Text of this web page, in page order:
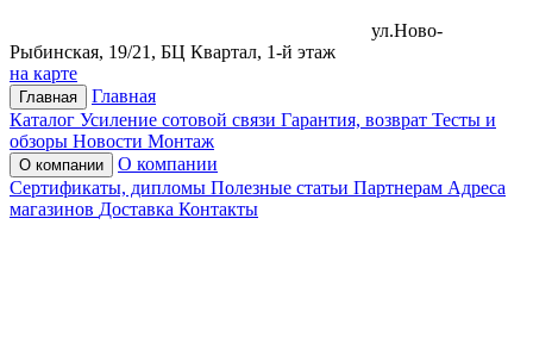
ул.Ново-
Рыбинская, 19/21, БЦ Квартал, 1-й этаж
на карте
Главная
Главная
Каталог Усиление сотовой связи Гарантия, возврат Тесты и
обзоры Новости Монтаж
О компании
О компании
Сертификаты, дипломы Полезные статьи Партнерам Адреса
магазинов Доставка Контакты